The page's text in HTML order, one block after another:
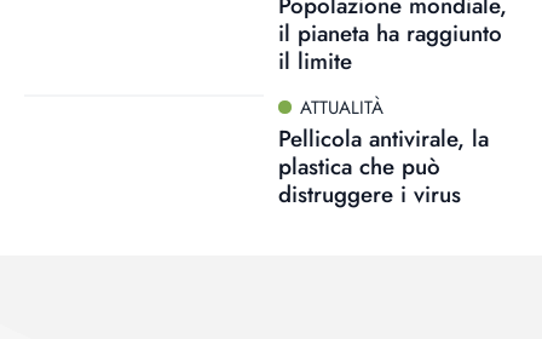
il pianeta ha raggiunto
il limite
ATTUALITÀ
Pellicola antivirale, la
plastica che può
distruggere i virus